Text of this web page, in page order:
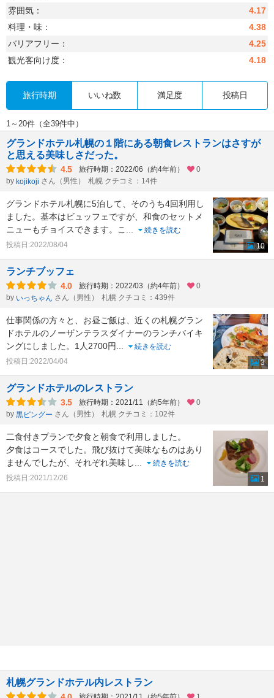
雰囲気：
4.17
料理・味：
4.38
バリアフリー：
4.25
観光客向け度：
4.18
旅行時期 いいね数 満足度 投稿日
1～20件（全39件中）
グランドホテル札幌の１階にある朝食レストランはさすが
と思える美味しさだった。
4.5 旅行時期：2022/06（約4年前）
0
by kojikoji さん（男性） 札幌 クチコミ：14件
グランドホテル札幌に5泊して、そのうち4回利用し
ました。基本はビュッフェですが、和食のセットメ
ニューもチョイスできます。こ
続きを読む
投稿日:2022/08/04
10
ランチブッフェ
4.0 旅行時期：2022/03（約4年前）
0
by いっちゃん さん（男性） 札幌 クチコミ：439件
仕事関係の方々と、お昼ご飯は、近くの札幌グラン
ドホテルのノーザンテラスダイナーのランチバイキ
ングにしました。1人2700円
続きを読む
投稿日:2022/04/04
3
グランドホテルのレストラン
3.5 旅行時期：2021/11（約5年前）
0
by 黒ピングー さん（男性） 札幌 クチコミ：102件
二食付きプランで夕食と朝食で利用しました。
夕食はコースでした。飛び抜けて美味なものはあり
ませんでしたが、それぞれ美味し
続きを読む
投稿日:2021/12/26
1
札幌グランドホテル内レストラン